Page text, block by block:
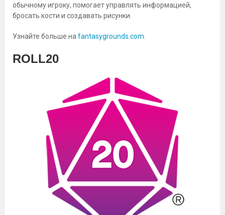
обычному игроку, помогает управлять информацией,
бросать кости и создавать рисунки.
Узнайте больше на fantasygrounds.com
ROLL20